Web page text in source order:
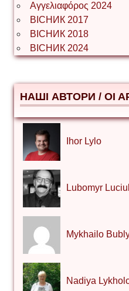
Αγγελιαφόρος 2024
ВІСНИК 2017
ВІСНИК 2018
ВІСНИК 2024
НАШІ АВТОРИ / ΟΙ
Ihor Lylo
Lubomyr
Mykhailo
Nadiya